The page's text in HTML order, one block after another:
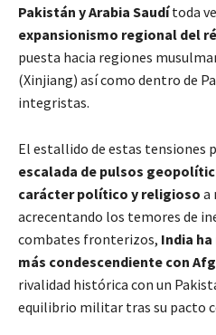
Pakistán y Arabia Saudítoda
expansionismo regional del
puesta hacia regiones
(Xinjiang) así como dentro de
integristas.
El estallido de estas tensiones
escalada de pulsos
carácter político y religioso a
acrecentando los temores de
combates fronterizos, India
más condescendiente con
rivalidad histórica con un
equilibrio militar tras su pacto